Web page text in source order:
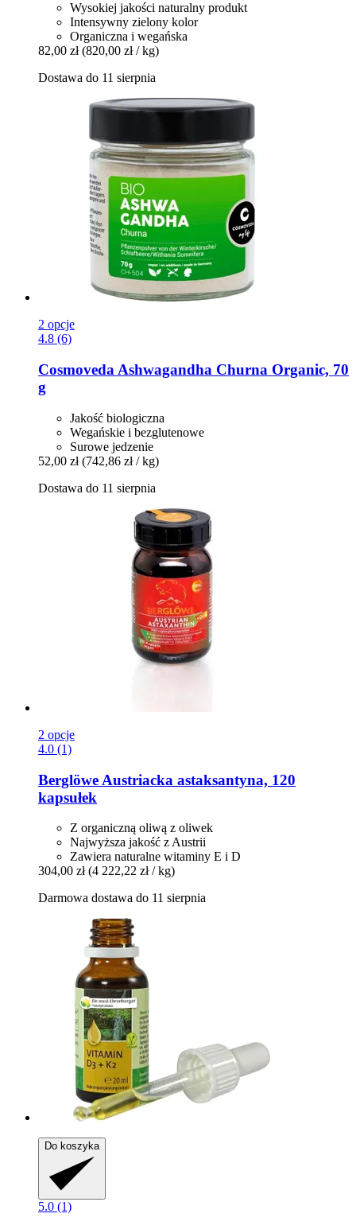
Wysokiej jakości naturalny produkt
Intensywny zielony kolor
Organiczna i wegańska
82,00 zł (820,00 zł / kg)
Dostawa do 11 sierpnia
2 opcje
4.8 (6)
Cosmoveda Ashwagandha Churna Organic, 70
g
Jakość biologiczna
Wegańskie i bezglutenowe
Surowe jedzenie
52,00 zł (742,86 zł / kg)
Dostawa do 11 sierpnia
2 opcje
4.0 (1)
Berglöwe Austriacka astaksantyna, 120
kapsułek
Z organiczną oliwą z oliwek
Najwyższa jakość z Austrii
Zawiera naturalne witaminy E i D
304,00 zł (4 222,22 zł / kg)
Darmowa dostawa do 11 sierpnia
Do koszyka
5.0 (1)